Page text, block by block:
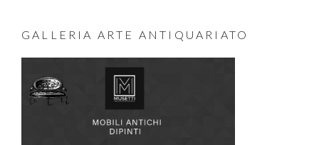
GALLERIA ARTE ANTIQUARIATO